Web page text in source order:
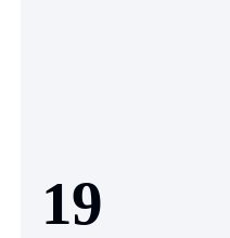
19